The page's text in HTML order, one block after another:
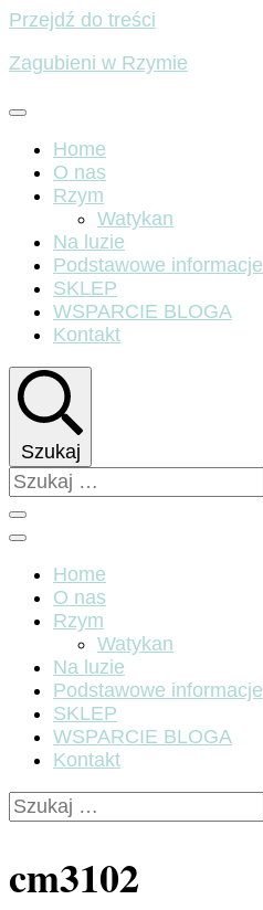
Przejdź do treści
Zagubieni w Rzymie
Home
O nas
Rzym
Watykan
Na luzie
Podstawowe informacje
SKLEP
WSPARCIE BLOGA
Kontakt
Szukaj
Szukaj:
Home
O nas
Rzym
Watykan
Na luzie
Podstawowe informacje
SKLEP
WSPARCIE BLOGA
Kontakt
Szukaj:
cm3102